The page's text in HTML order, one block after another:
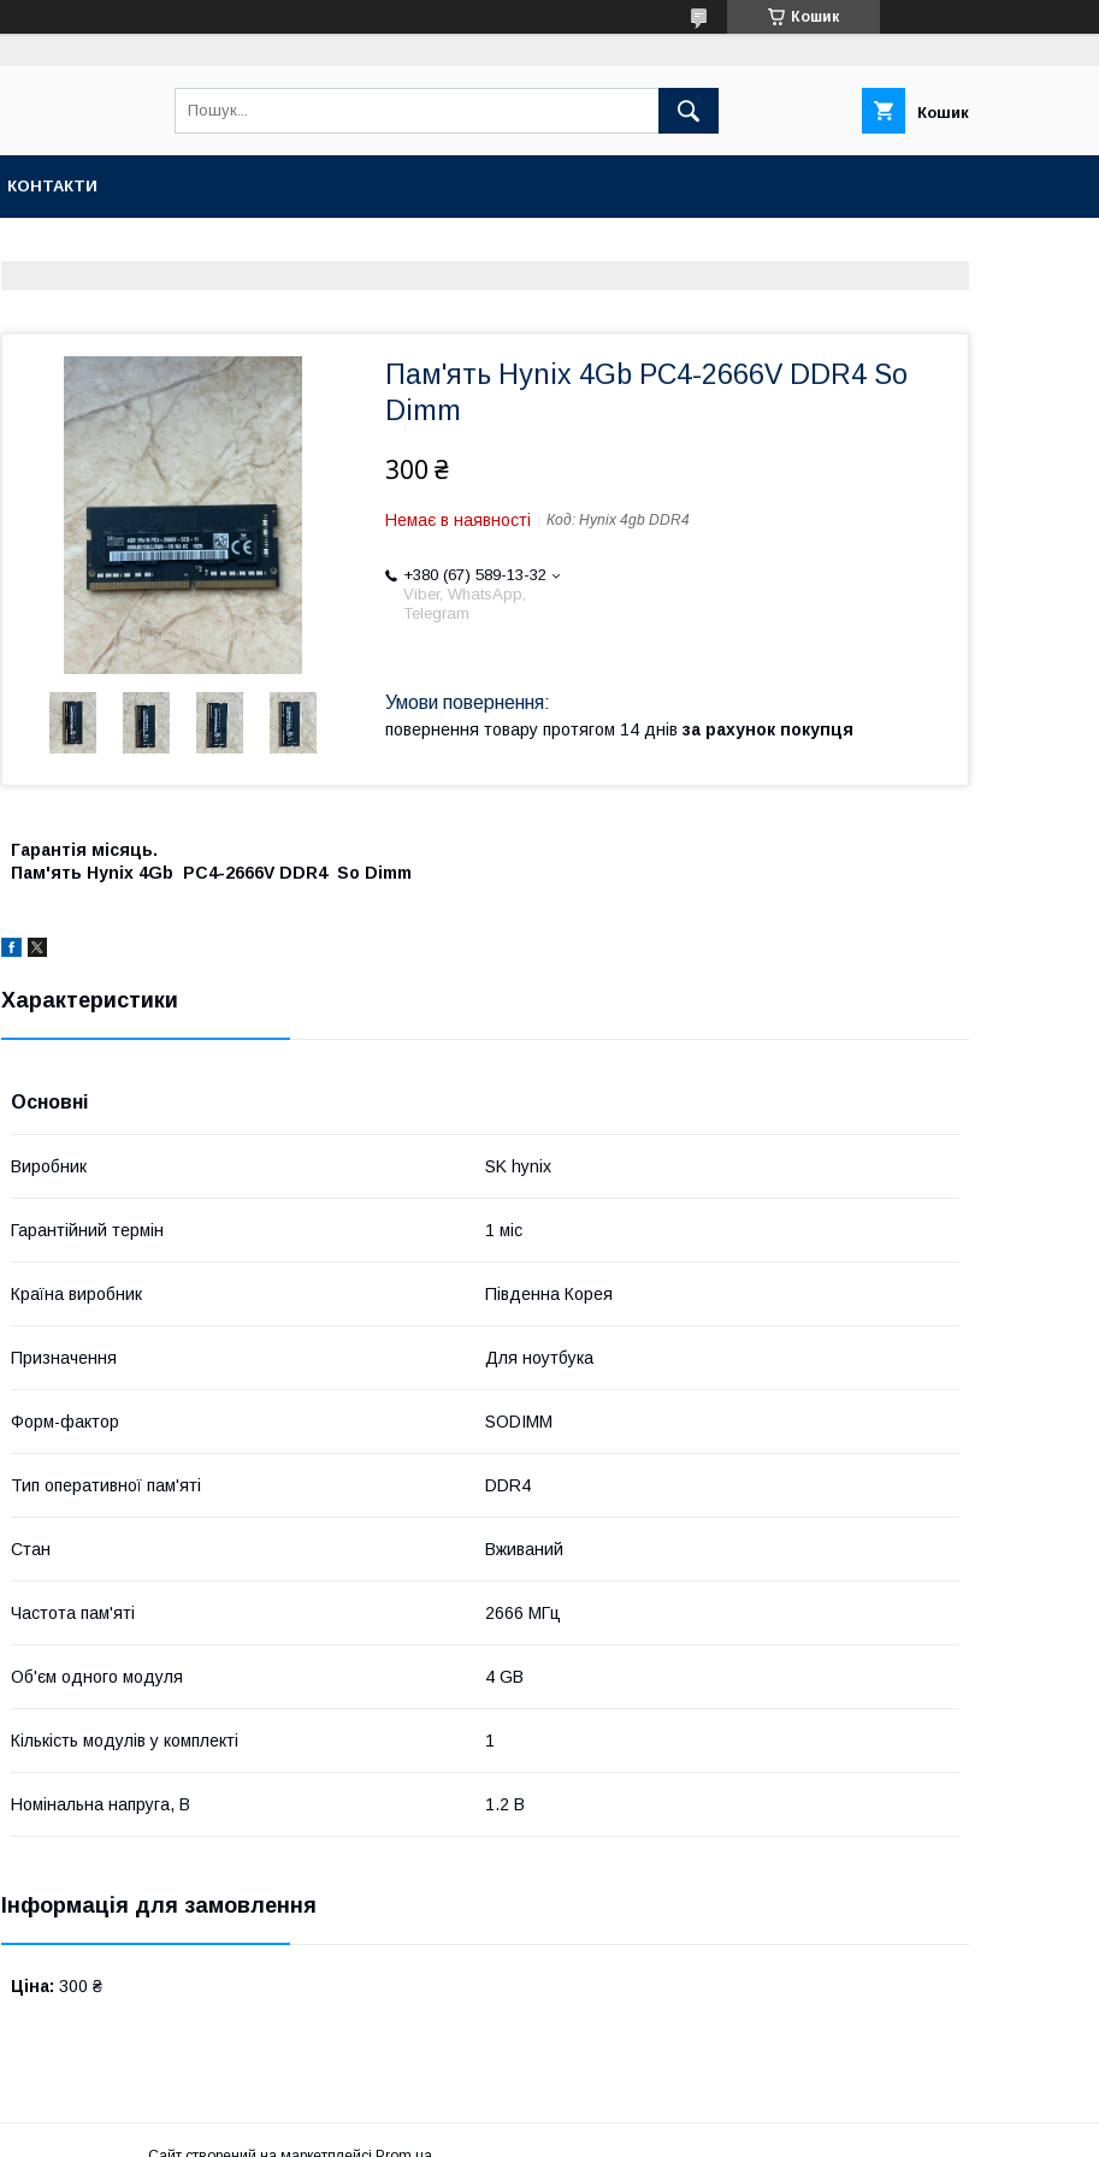
Кошик
Кошик
КОНТАКТИ
Пам'ять Hynix 4Gb PC4-2666V DDR4 So
Dimm
300 ₴
Немає в наявності Код: Hynix 4gb DDR4
+380 (67) 589-13-32
Viber, WhatsApp,
Telegram
повернення товару протягом 14 днів за рахунок покупця
Гарантія місяць.
Пам'ять Hynix 4Gb PC4-2666V DDR4 So Dimm
Характеристики
Основні
Виробник SK hynix
Гарантійний термін 1 міс
Країна виробник Південна Корея
Призначення Для ноутбука
Форм-фактор SODIMM
Тип оперативної пам'яті DDR4
Стан Вживаний
Частота пам'яті 2666 МГц
Об'єм одного модуля 4 GB
Кількість модулів у комплекті 1
Номінальна напруга, В 1.2 В
Інформація для замовлення
Ціна: 300 ₴